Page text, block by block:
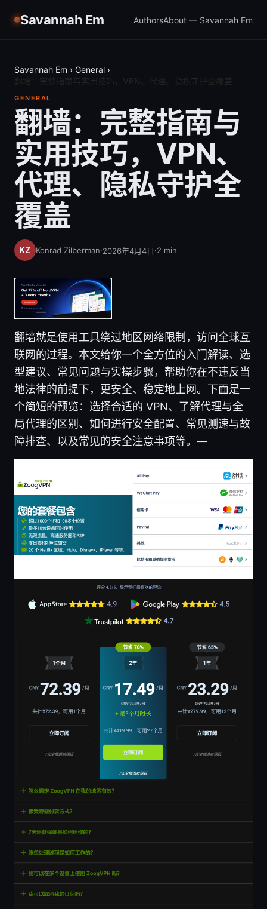
Savannah Em AuthorsAbout — Savannah Em
Savannah Em › General ›
GENERAL
翻墙：完整指南与
实用技巧，VPN、
代理、隐私守护全
覆盖
Konrad Zilberman·2026年4月4日·2 min
翻墙就是使用工具绕过地区网络限制，访问全球互
联网的过程。本文给你一个全方位的入门解读、选
型建议、常见问题与实操步骤，帮助你在不违反当
地法律的前提下，更安全、稳定地上网。下面是一
个简短的预览：选择合适的 VPN、了解代理与全
局代理的区别、如何进行安全配置、常见测速与故
障排查、以及常见的安全注意事项等。—